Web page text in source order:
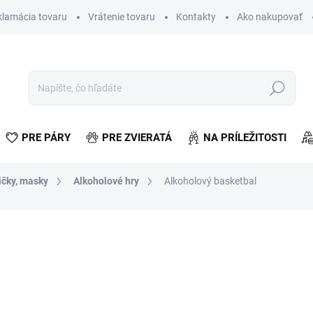
tovaru Vrátenie tovaru Kontakty Ako nakupovať
Hľadať
PRE PÁRY PRE ZVIERATÁ NA PRÍLEŽITOSTI
masky Alkoholové hry Alkoholový basketbal